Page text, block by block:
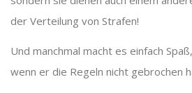
der Verteilung von Strafen!
Und manchmal macht es einfach
wenn er die Regeln nicht gebrochen